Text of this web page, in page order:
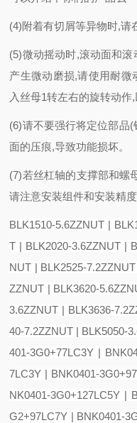
(4)附着有切屑等异物时,请
(5)微动摇动时,滚动面和
产生微动磨损,请使用耐微
入丝母1转左右的旋转动作
(6)请不要强行将定位部品
面的压痕,导致功能损坏。
(7)若丝杠轴的支撑部和螺
请注意安装组件和安装精度
BLK1510-5.6ZZNUT |
T | BLK2020-3.6ZZNUT |
NUT | BLK2525-
ZZNUT | BLK3620-
3.6ZZNUT | BLK3636-
40-7.2ZZNUT | BLK5050-
401-3G0+77LC3Y |
7LC3Y | BNK0401-
NK0401-3G0+127LC5Y |
G2+97LC7Y | BNK0401-